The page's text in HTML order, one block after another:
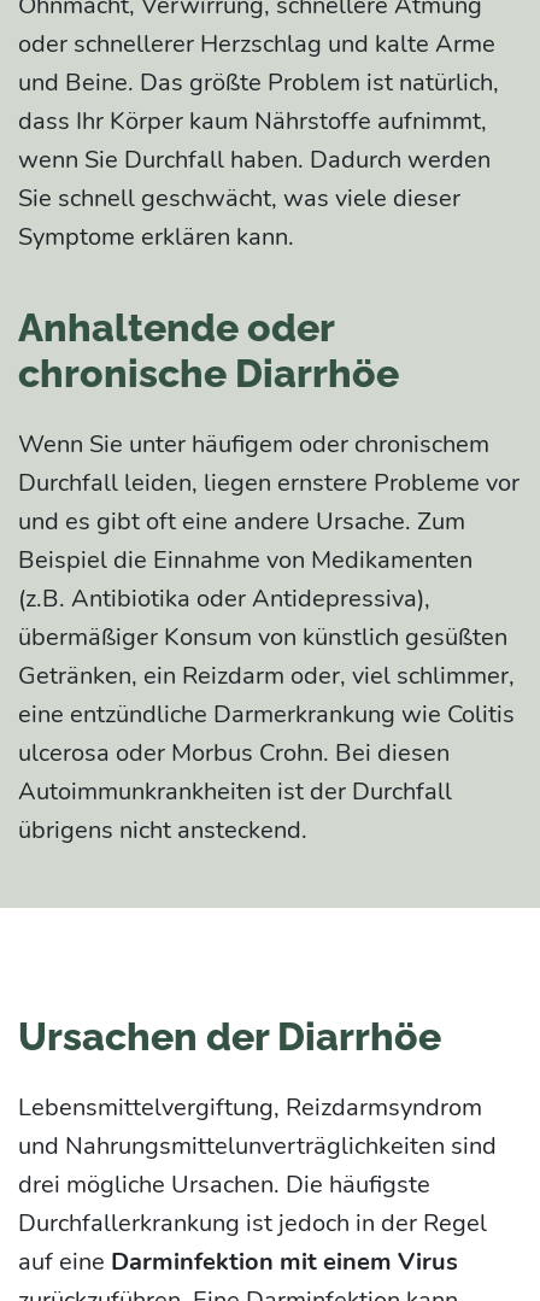
oder schnellerer Herzschlag und kalte Arme
und Beine. Das größte Problem ist natürlich,
dass Ihr Körper kaum Nährstoffe aufnimmt,
wenn Sie Durchfall haben. Dadurch werden
Sie schnell geschwächt, was viele dieser
Symptome erklären kann.
Anhaltende oder
chronische Diarrhöe
Wenn Sie unter häufigem oder chronischem
Durchfall leiden, liegen ernstere Probleme vor
und es gibt oft eine andere Ursache. Zum
Beispiel die Einnahme von Medikamenten
(z.B. Antibiotika oder Antidepressiva),
übermäßiger Konsum von künstlich gesüßten
Getränken, ein Reizdarm oder, viel schlimmer,
eine entzündliche Darmerkrankung wie Colitis
ulcerosa oder Morbus Crohn. Bei diesen
Autoimmunkrankheiten ist der Durchfall
übrigens nicht ansteckend.
Ursachen der Diarrhöe
Lebensmittelvergiftung, Reizdarmsyndrom
und Nahrungsmittelunverträglichkeiten sind
drei mögliche Ursachen. Die häufigste
Durchfallerkrankung ist jedoch in der Regel
auf eine Darminfektion mit einem Virus